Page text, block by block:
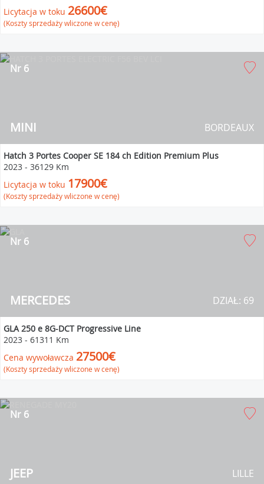
Licytacja w toku 26600€
(Koszty sprzedaży wliczone w cenę)
MINI
Nr 6
BORDEAUX
Hatch 3 Portes Cooper SE 184 ch Edition Premium Plus
2023 - 36129 Km
Licytacja w toku 17900€
(Koszty sprzedaży wliczone w cenę)
MERCEDES
Nr 6
DZIAŁ: 69
GLA 250 e 8G-DCT Progressive Line
2023 - 61311 Km
Cena wywoławcza 27500€
(Koszty sprzedaży wliczone w cenę)
JEEP
Nr 6
LILLE